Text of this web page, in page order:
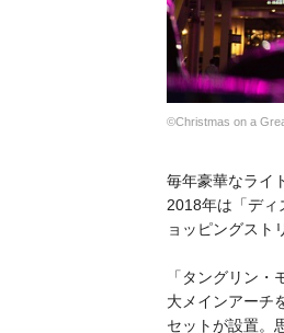
©Christmas on a
毎年豪華なライ
2018年は「ディ
ョッピングスト
「タングリン
大メインアーチ
セットが設置。